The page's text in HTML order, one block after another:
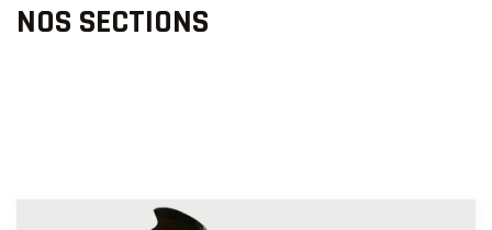
NOS SECTIONS